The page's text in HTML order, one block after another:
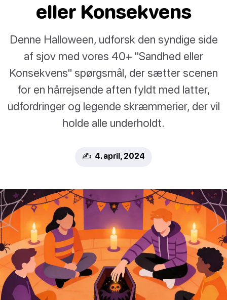
eller Konsekvens
Denne Halloween, udforsk den syndige side
af sjov med vores 40+ "Sandhed eller
Konsekvens" spørgsmål, der sætter scenen
for en hårrejsende aften fyldt med latter,
udfordringer og legende skræmmerier, der vil
holde alle underholdt.
✍️ 4. april, 2024